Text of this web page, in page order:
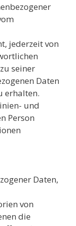
jederzeit von
seiner
Daten
erhalten.
und
Person
Daten,
von
die